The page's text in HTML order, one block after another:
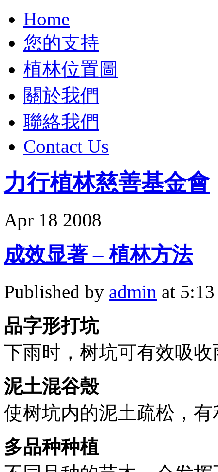
Home
您的支持
植林位置圖
關於我們
聯絡我們
Contact Us
力行植林慈善基金會
Apr 18 2008
成效显著 – 植林方法
Published by admin at
品字形打坑
下雨时，树坑可有效吸收
泥土混谷殼
使树坑内的泥土疏松，
多品种种植